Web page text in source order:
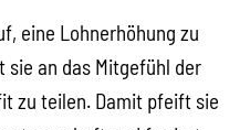
eine Lohnerhöhung zu
sie an das Mitgefühl der
zu teilen. Damit pfeift sie